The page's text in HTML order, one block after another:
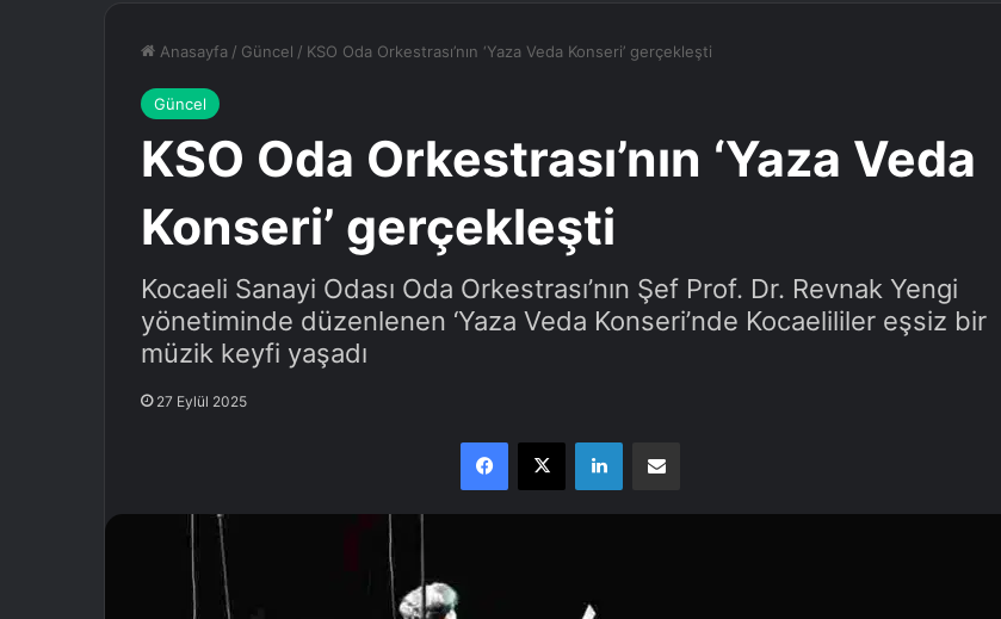
Anasayfa / Güncel / KSO Oda Orkestrası’nın ‘Yaza Veda Konseri’ gerçekleşti
Güncel
KSO Oda Orkestrası’nın ‘Yaza Veda
Konseri’ gerçekleşti
Kocaeli Sanayi Odası Oda Orkestrası’nın Şef Prof. Dr. Revnak Yengi
yönetiminde düzenlenen ‘Yaza Veda Konseri’nde Kocaelililer eşsiz bir
müzik keyfi yaşadı
27 Eylül 2025